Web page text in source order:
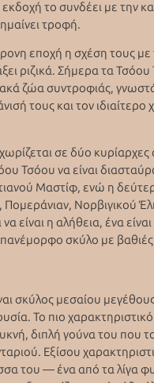
το συνδέει με την
τροφή.
εποχή η σχέση τους με
ριζικά. Σήμερα τα Τσόου
ζώα συντροφιάς,
τους και τον ιδιαίτερο
σε δύο
Τσόου να είναι
Μαστίφ, ενώ η
Νορβιγικού
είναι η αλήθεια, ένα
πανέμορφο σκύλο με βαθιές
σκύλος μεσαίου
Το πιο
διπλή γούνα του που
Εξίσου
του — ένα από τα λίγα